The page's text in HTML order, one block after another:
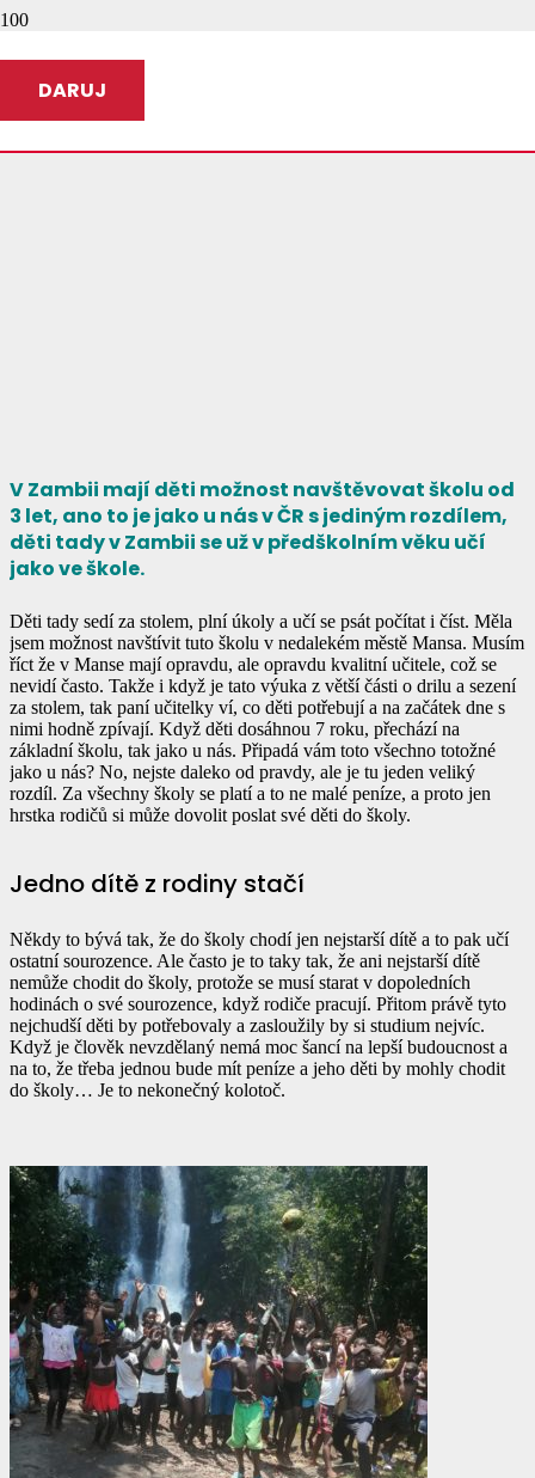
DARUJ
V Zambii mají děti možnost navštěvovat školu od
3 let, ano to je jako u nás v ČR s jediným rozdílem,
děti tady v Zambii se už v předškolním věku učí
jako ve škole.
Děti tady sedí za stolem, plní úkoly a učí se psát počítat i číst. Měla
jsem možnost navštívit tuto školu v nedalekém městě Mansa. Musím
říct že v Manse mají opravdu, ale opravdu kvalitní učitele, což se
nevidí často. Takže i když je tato výuka z větší části o drilu a sezení
za stolem, tak paní učitelky ví, co děti potřebují a na začátek dne s
nimi hodně zpívají. Když děti dosáhnou 7 roku, přechází na
základní školu, tak jako u nás. Připadá vám toto všechno totožné
jako u nás? No, nejste daleko od pravdy, ale je tu jeden veliký
rozdíl. Za všechny školy se platí a to ne malé peníze, a proto jen
hrstka rodičů si může dovolit poslat své děti do školy.
Jedno dítě z rodiny stačí
Někdy to bývá tak, že do školy chodí jen nejstarší dítě a to pak učí
ostatní sourozence. Ale často je to taky tak, že ani nejstarší dítě
nemůže chodit do školy, protože se musí starat v dopoledních
hodinách o své sourozence, když rodiče pracují. Přitom právě tyto
nejchudší děti by potřebovaly a zasloužily by si studium nejvíc.
Když je člověk nevzdělaný nemá moc šancí na lepší budoucnost a
na to, že třeba jednou bude mít peníze a jeho děti by mohly chodit
do školy… Je to nekonečný kolotoč.